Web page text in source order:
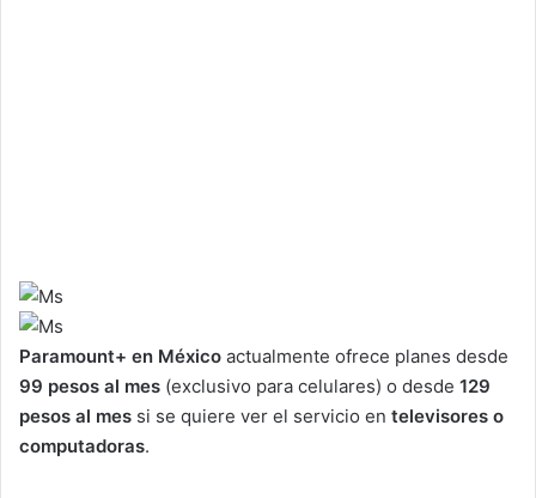
Paramount+ en México actualmente ofrece planes desde
99 pesos al mes (exclusivo para celulares) o desde 129
pesos al mes si se quiere ver el servicio en televisores o
computadoras.